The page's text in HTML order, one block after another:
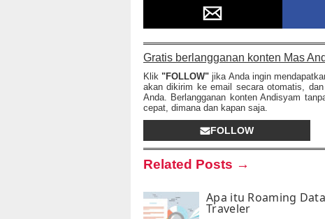
Gratis berlangganan konten Mas
Klik"FOLLOW" jika Anda ingin
akan dikirim ke email secara otomatis,
Anda. Berlangganan konten Andisyam
cepat, dimana dan kapan saja.
FOLLOW
Related Posts →